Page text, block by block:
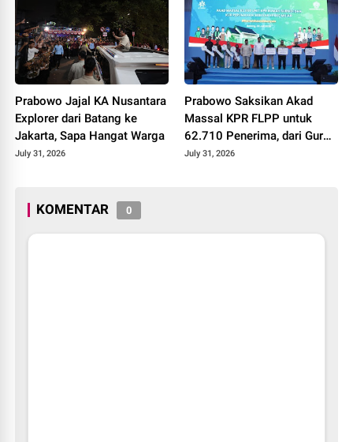
Prabowo Jajal KA Nusantara
Explorer dari Batang ke
Jakarta, Sapa Hangat Warga
July 31, 2026
Prabowo Saksikan Akad
Massal KPR FLPP untuk
62.710 Penerima, dari Guru
SD hingga Pengemudi Ojol
July 31, 2026
KOMENTAR 0